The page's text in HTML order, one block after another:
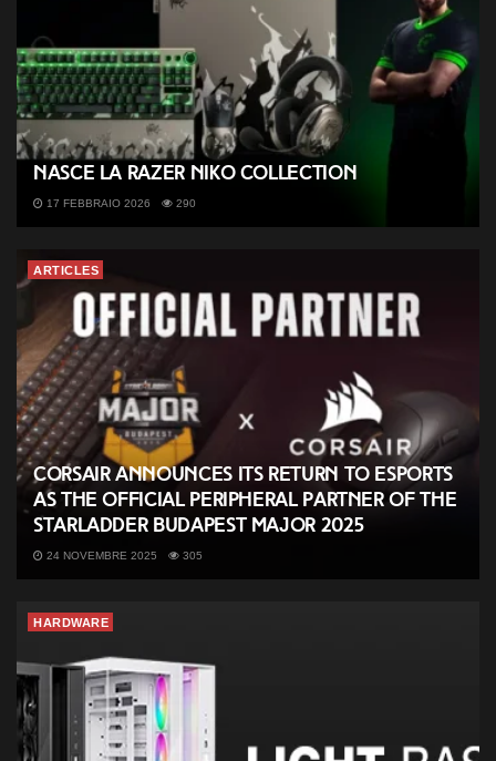
Nasce la Razer NiKo Collection
17 FEBBRAIO 2026 290
ARTICLES
CORSAIR Announces its Return to Esports
as the Official Peripheral Partner of the
StarLadder Budapest Major 2025
24 NOVEMBRE 2025 305
HARDWARE